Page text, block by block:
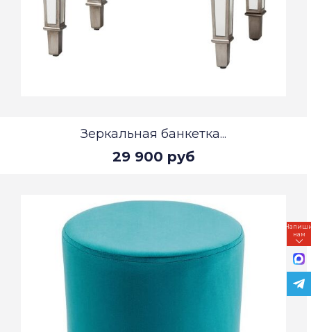
Зеркальная банкетка...
29 900 руб
нам